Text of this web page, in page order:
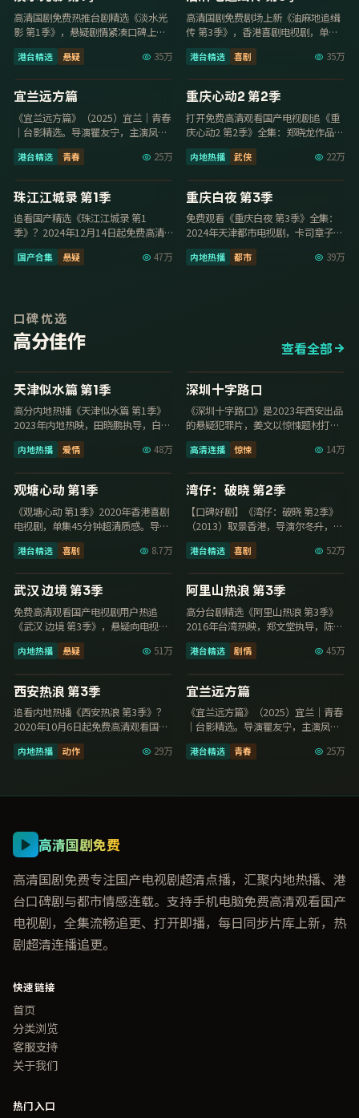
高清国剧免费热推台剧精选《淡水光
影 第1季》，悬疑剧情紧凑口碑上
扬，卡司许玮甯、杨丞琳、张孝全，
2025年9月2…
港台精选 悬疑 35万
高清国剧免费剧场上新《油麻地追缉
传 第3季》，香港喜剧电视剧，单集
43分钟超清质感，2025年8月21日收
录免费…
港台精选 喜剧 35万
9.6
129分钟
宜兰远方篇
《宜兰远方篇》（2025）宜兰｜青春
｜台影精选。导演瞿友宁，主演凤小
岳、柯震东、邱泽，2025年2月8日上
映，免…
港台精选 青春 25万
9.6
12集
重庆心动2 第2季
打开免费高清观看国产电视剧追《重
庆心动2 第2季》全集：郑晓龙作品，
杨紫、刘涛主演，2025年2月2日更
新，高清…
内地热播 武侠 22万
9.2
第6期
珠江江城录 第1季
追看国产精选《珠江江城录 第1
季》？2024年12月14日起免费高清
观看国产电视剧可看全集，张开宙执
导，沈腾、任…
国产合集 悬疑 47万
8.5
29集
重庆白夜 第3季
免费观看《重庆白夜 第3季》全集：
2024年天津都市电视剧，卡司章子
怡、龚俊、赵又廷，2024年8月18日
更新，…
内地热播 都市 39万
口碑优选
高分佳作 查看全部
9.7
天津似水篇 第1季
高分内地热播《天津似水篇 第1季》
2023年内地热映，田晓鹏执导，白百
何领衔，畅看免费高清观看国产电视
剧，108…
内地热播 爱情 48万
9.7
92分钟
深圳十字路口
《深圳十字路口》是2023年西安出品
的悬疑犯罪片，姜文以惊悚题材打造
剧情张力，张新成、倪妮演技出彩，
2023年1…
高清连播 惊悚 14万
9.7
13集
观塘心动 第1季
《观塘心动 第1季》2020年香港喜剧
电视剧，单集45分钟超清质感。导演
罗志良，主演蔡卓妍、任达华，2020
年9…
港台精选 喜剧 8.7万
9.6
17集
湾仔：破晓 第2季
【口碑好剧】《湾仔：破晓 第2季》
（2013）取景香港，导演尔冬升，主
演张曼玉、钟楚红，2013年8月24日
更新…
港台精选 喜剧 52万
9.6
30集
武汉 边境 第3季
免费高清观看国产电视剧用户热追
《武汉 边境 第3季》，悬疑向电视剧
节奏紧凑，李木戈执导，李现领衔，
2018年7月…
内地热播 悬疑 51万
9.6
38集
阿里山热浪 第3季
高分台剧精选《阿里山热浪 第3季》
2016年台湾热映，郑文堂执导，陈意
涵领衔，畅看免费高清观看国产电视
剧，108…
港台精选 剧情 45万
9.6
17集
西安热浪 第3季
追看内地热播《西安热浪 第3季》？
2020年10月6日起免费高清观看国产
电视剧可看全集，刘江执导，成毅、
张新成领…
内地热播 动作 29万
9.6
129分钟
宜兰远方篇
《宜兰远方篇》（2025）宜兰｜青春
｜台影精选。导演瞿友宁，主演凤小
岳、柯震东、邱泽，2025年2月8日上
映，免…
港台精选 青春 25万
高清国剧免费
高清国剧免费专注国产电视剧超清点播，汇聚内地热播、港
台口碑剧与都市情感连载。支持手机电脑免费高清观看国产
电视剧，全集流畅追更、打开即播，每日同步片库上新，热
剧超清连播追更。
快速链接
首页
分类浏览
客服支持
关于我们
热门入口